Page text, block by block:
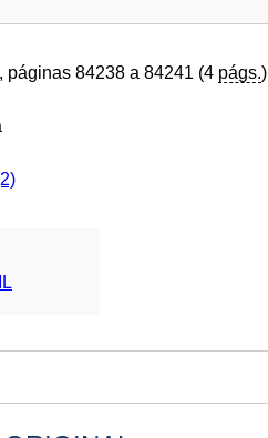
páginas 84238 a 84241 (4 págs.)